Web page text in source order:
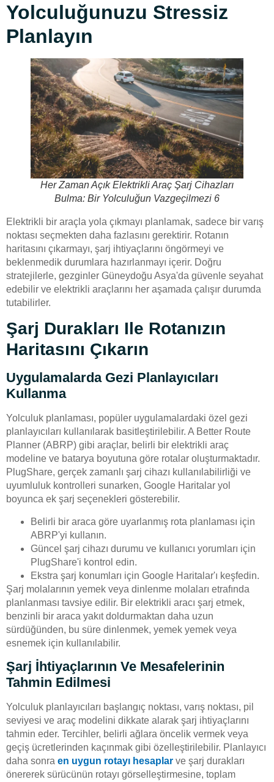
Yolculuğunuzu Stressiz
Planlayın
Her Zaman Açık Elektrikli Araç Şarj Cihazları
Bulma: Bir Yolculuğun Vazgeçilmezi 6
Elektrikli bir araçla yola çıkmayı planlamak, sadece bir varış
noktası seçmekten daha fazlasını gerektirir. Rotanın
haritasını çıkarmayı, şarj ihtiyaçlarını öngörmeyi ve
beklenmedik durumlara hazırlanmayı içerir. Doğru
stratejilerle, gezginler Güneydoğu Asya'da güvenle seyahat
edebilir ve elektrikli araçlarını her aşamada çalışır durumda
tutabilirler.
Şarj Durakları Ile Rotanızın
Haritasını Çıkarın
Uygulamalarda Gezi Planlayıcıları
Kullanma
Yolculuk planlaması, popüler uygulamalardaki özel gezi
planlayıcıları kullanılarak basitleştirilebilir. A Better Route
Planner (ABRP) gibi araçlar, belirli bir elektrikli araç
modeline ve batarya boyutuna göre rotalar oluşturmaktadır.
PlugShare, gerçek zamanlı şarj cihazı kullanılabilirliği ve
uyumluluk kontrolleri sunarken, Google Haritalar yol
boyunca ek şarj seçenekleri gösterebilir.
Belirli bir araca göre uyarlanmış rota planlaması için
ABRP'yi kullanın.
Güncel şarj cihazı durumu ve kullanıcı yorumları için
PlugShare'i kontrol edin.
Ekstra şarj konumları için Google Haritalar'ı keşfedin.
Şarj molalarının yemek veya dinlenme molaları etrafında
planlanması tavsiye edilir. Bir elektrikli aracı şarj etmek,
benzinli bir araca yakıt doldurmaktan daha uzun
sürdüğünden, bu süre dinlenmek, yemek yemek veya
esnemek için kullanılabilir.
Şarj İhtiyaçlarının Ve Mesafelerinin
Tahmin Edilmesi
Yolculuk planlayıcıları başlangıç noktası, varış noktası, pil
seviyesi ve araç modelini dikkate alarak şarj ihtiyaçlarını
tahmin eder. Tercihler, belirli ağlara öncelik vermek veya
geçiş ücretlerinden kaçınmak gibi özelleştirilebilir. Planlayıcı
daha sonra en uygun rotayı hesaplar ve şarj durakları
önererek sürücünün rotayı görselleştirmesine, toplam